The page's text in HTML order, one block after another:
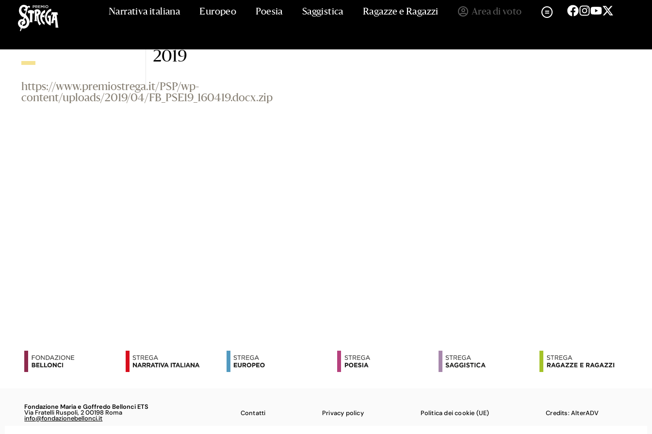
Narrativa italiana Europeo Poesia Saggistica Ragazze e Ragazzi Area di voto
https://www.premiostrega.it/PSP/wp-
content/uploads/2019/04/FB_PSE19_160419.docx.zip
2019
Fondazione Maria e Goffredo Bellonci ETS
Via Fratelli Ruspoli, 2 00198 Roma
info@fondazionebellonci.it
Contatti Privacy policy Politica dei cookie (UE) Credits: AlterADV